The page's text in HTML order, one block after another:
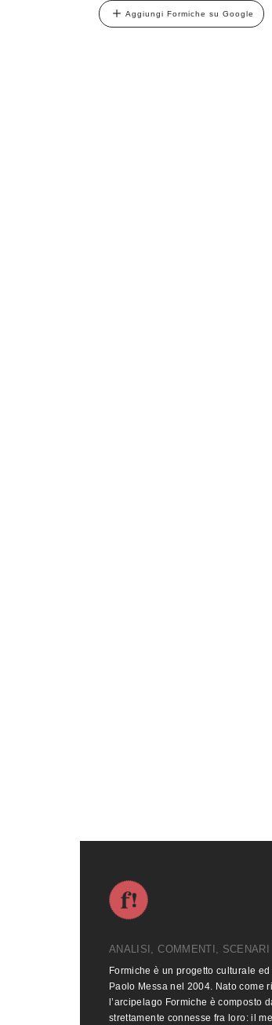
Aggiungi Formiche su Google
ANALISI, COMMENTI, SCENARI
Formiche è un progetto culturale
Paolo Messa nel 2004. Nato come
l’arcipelago Formiche è composto
strettamente connesse fra loro: il